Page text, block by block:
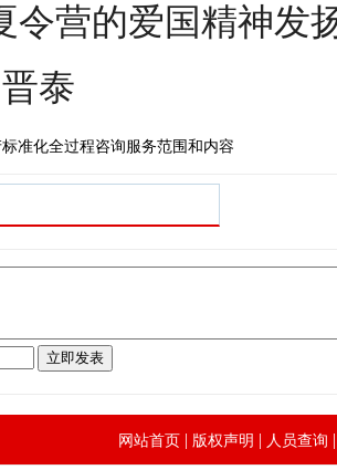
令营的爱国精神发
泰
标准化全过程咨询服务范围和内容
网站首页 | 版权声明 | 人员查询